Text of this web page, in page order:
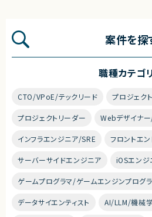
案件を探
職種カテゴ
CTO/VPoE/テックリード プロジェク
プロジェクトリーダー Webデザイナー
インフラエンジニア/SRE フロントエ
サーバーサイドエンジニア iOSエンジ
ゲームプログラマ/ゲームエンジンプログ
データサイエンティスト AI/LLM/機械